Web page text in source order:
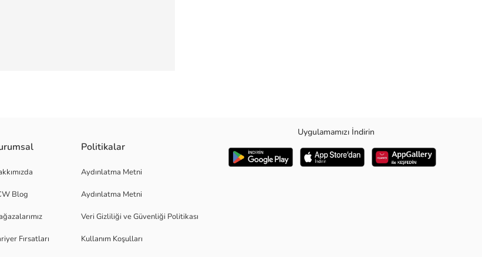
Düz, sade tasarımıyla doğal bir görünüm sunar ve 5 çift patik çoraptan oluşmaktadır.
Blog
Fırsatları
Politikalar
Aydınlatma Metni
Aydınlatma Metni
Veri Gizliliği ve Güvenliği Politikası
Kullanım Koşulları
Uygulamamızı İndirin